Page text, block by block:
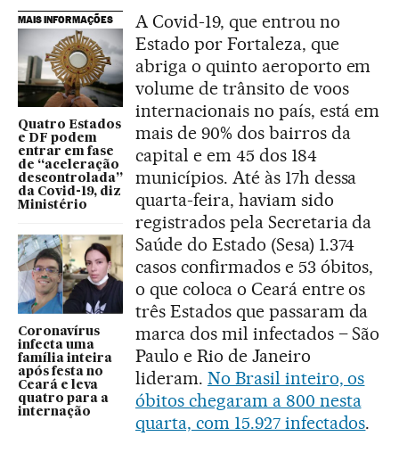
MAIS INFORMAÇÕES
Quatro Estados
e DF podem
entrar em fase
de “aceleração
descontrolada”
da Covid-19, diz
Ministério
Coronavírus
infecta uma
família inteira
após festa no
Ceará e leva
quatro para a
internação
A Covid-19, que entrou no
Estado por Fortaleza, que
abriga o quinto aeroporto em
volume de trânsito de voos
internacionais no país, está em
mais de 90% dos bairros da
capital e em 45 dos 184
municípios. Até às 17h dessa
quarta-feira, haviam sido
registrados pela Secretaria da
Saúde do Estado (Sesa) 1.374
casos confirmados e 53 óbitos,
o que coloca o Ceará entre os
três Estados que passaram da
marca dos mil infectados – São
Paulo e Rio de Janeiro
lideram. No Brasil inteiro, os
óbitos chegaram a 800 nesta
quarta, com 15.927 infectados.